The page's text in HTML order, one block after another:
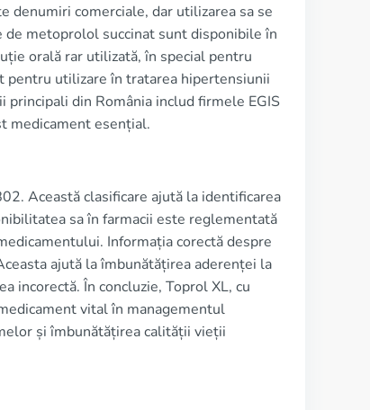
denumiri comerciale, dar utilizarea sa se
metoprolol succinat sunt disponibile în
orală rar utilizată, în special pentru
pentru utilizare în tratarea hipertensiunii
din România includ firmele EGIS
medicament esențial.
Această clasificare ajută la identificarea
sa în farmacii este reglementată
Informația corectă despre
ajută la îmbunătățirea aderenței la
incorectă. În concluzie, Toprol XL, cu
vital în managementul
și îmbunătățirea calității vieții